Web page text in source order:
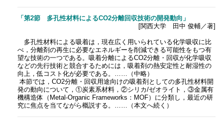
「第2節 多孔性材料によるCO2分離回収技術の開発動向」
[関西大学 田中 俊輔／著]
多孔性材料による吸着は，現在広く用いられている化学吸収に比
べ，分離剤の再生に必要なエネルギーを削減できる可能性をもつ有
望な技術の一つである。吸着分離によるCO2分離・回収が化学吸収
などの先行技術と競合するためには，吸着剤の熱安定性と耐湿性の
向上，低コスト化が必要である。……（中略）
本節では，CO2分離・回収用途向けの吸着剤としての多孔性材料開
発の動向について，①炭素系材料，②シリカ/ゼオライト，③金属有
機構造体（Metal-Organic Frameworks：MOF）に分類し，最近の研
究に焦点を当てながら概説する。……（本文へ続く）